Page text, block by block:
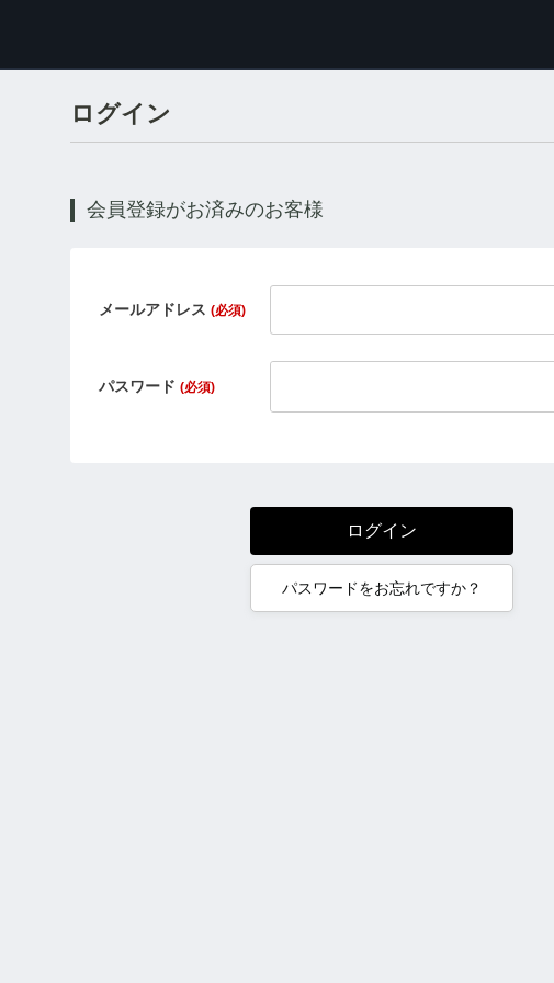
ログイン
会員登録がお済みのお客様
メールアドレス (必須)
パスワード (必須)
ログイン
パスワードをお忘れですか？